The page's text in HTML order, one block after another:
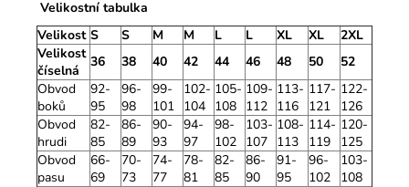
Velikostní tabulka
Velikost S S M M L L XL XL
2XL
Velikost
číselná
36 38 40 42 44 46 48 50
52
Obvod
boků
92-
95
96-
98
99-
101
102-
104
105-
108
109-
112
113-
116
117-
121
122-
126
Obvod
hrudi
82-
85
86-
89
90-
93
94-
97
98-
102
103-
107
108-
113
114-
119
120-
125
Obvod
pasu
66-
69
70-
73
74-
77
78-
81
82-
85
86-
90
91-
95
96-
102
103-
108